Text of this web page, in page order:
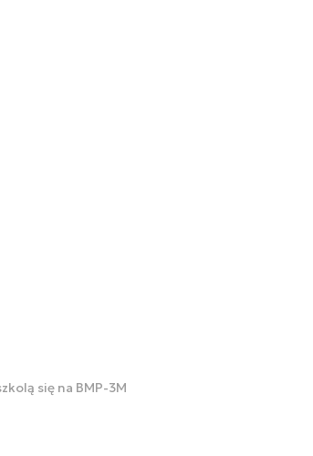
się na BMP-3M